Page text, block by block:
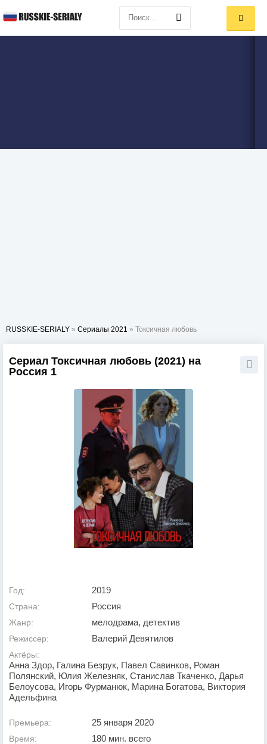
RUSSKIE-SERIALY » Сериалы 2021 » Токсичная любовь
Сериал Токсичная любовь (2021) на
Россия 1
Год: 2019
Страна: Россия
Жанр: мелодрама, детектив
Режиссер: Валерий Девятилов
Актёры:
Анна Здор, Галина Безрук, Павел Савинков, Роман
Полянский, Юлия Железняк, Станислав Ткаченко, Дарья
Белоусова, Игорь Фурманюк, Марина Богатова, Виктория
Адельфина
Премьера: 25 января 2020
Время: 180 мин. всего